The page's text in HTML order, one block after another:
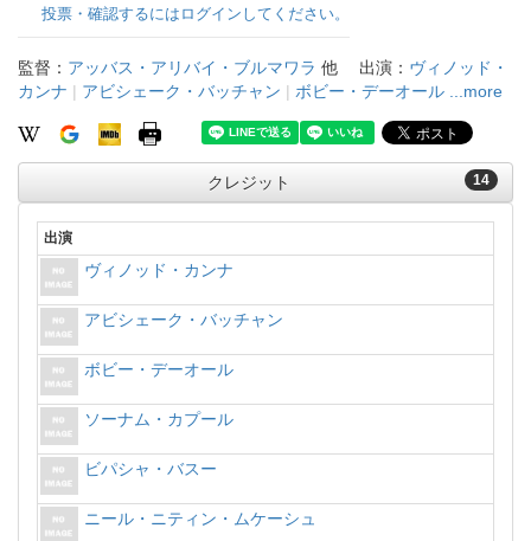
投票・確認するにはログインしてください。
監督： アッバス・アリバイ・ブルマワラ 他 出演： ヴィノッド・
カンナ | アビシェーク・バッチャン | ボビー・デーオール ...more
14
クレジット
出演
ヴィノッド・カンナ
アビシェーク・バッチャン
ボビー・デーオール
ソーナム・カプール
ビパシャ・バスー
ニール・ニティン・ムケーシュ